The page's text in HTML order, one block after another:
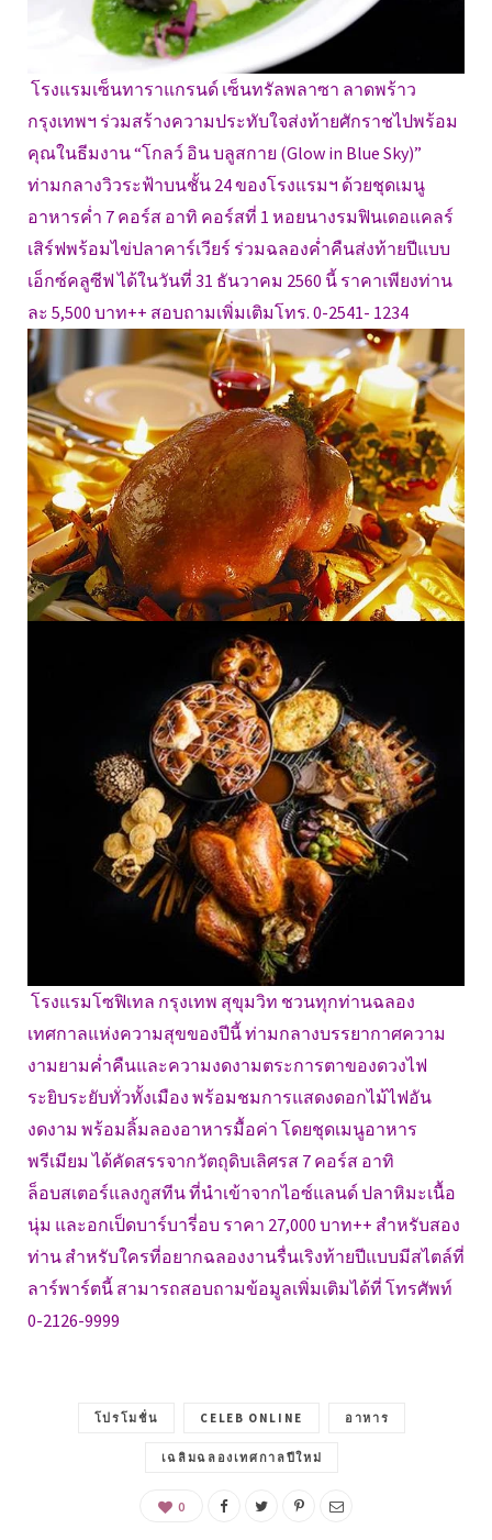
โรงแรมเซ็นทาราแกรนด์ เซ็นทรัลพลาซา ลาดพร้าว
กรุงเทพฯ ร่วมสร้างความประทับใจส่งท้ายศักราชไปพร้อม
คุณในธีมงาน “โกลว์ อิน บลูสกาย (Glow in Blue Sky)”
ท่ามกลางวิวระฟ้าบนชั้น 24 ของโรงแรมฯ ด้วยชุดเมนู
อาหารค่ำ 7 คอร์ส อาทิ คอร์สที่ 1 หอยนางรมฟินเดอแคลร์
เสิร์ฟพร้อมไข่ปลาคาร์เวียร์ ร่วมฉลองค่ำคืนส่งท้ายปีแบบ
เอ็กซ์คลูซีฟ ได้ในวันที่ 31 ธันวาคม 2560 นี้ ราคาเพียงท่าน
ละ 5,500 บาท++ สอบถามเพิ่มเติมโทร. 0-2541- 1234
โรงแรมโซฟิเทล กรุงเทพ สุขุมวิท ชวนทุกท่านฉลอง
เทศกาลแห่งความสุขของปีนี้ ท่ามกลางบรรยากาศความ
งามยามค่ำคืนและความงดงามตระการตาของดวงไฟ
ระยิบระยับทั่วทั้งเมือง พร้อมชมการแสดงดอกไม้ไฟอัน
งดงาม พร้อมลิ้มลองอาหารมื้อค่า โดยชุดเมนูอาหาร
พรีเมียม ได้คัดสรรจากวัตถุดิบเลิศรส 7 คอร์ส อาทิ
ล็อบสเตอร์แลงกูสทีน ที่นำเข้าจากไอซ์แลนด์ ปลาหิมะเนื้อ
นุ่ม และอกเป็ดบาร์บารี่อบ ราคา 27,000 บาท++ สำหรับสอง
ท่าน สำหรับใครที่อยากฉลองงานรื่นเริงท้ายปีแบบมีสไตล์ที่
ลาร์พาร์ตนี้ สามารถสอบถามข้อมูลเพิ่มเติมได้ที่ โทรศัพท์
0-2126-9999
โปรโมชั่น CELEB ONLINE อาหาร
เฉลิมฉลองเทศกาลปีใหม่
0